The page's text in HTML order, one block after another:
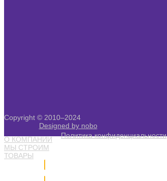
О КОМПАНИИ
МЫ СТРОИМ
ТОВАРЫ
Copyright © 2010–2024
Designed by nobo
Политика конфиденциальности